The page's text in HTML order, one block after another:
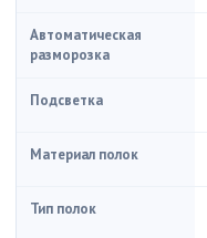
Автоматическая
разморозка
Подсветка
Материал полок
Тип полок